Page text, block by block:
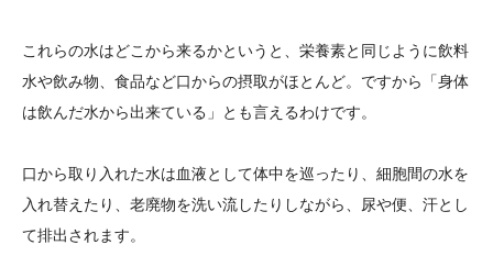
これらの水はどこから来るかというと、栄養素と同じように飲料
水や飲み物、食品など口からの摂取がほとんど。ですから「身体
は飲んだ水から出来ている」とも言えるわけです。
口から取り入れた水は血液として体中を巡ったり、細胞間の水を
入れ替えたり、老廃物を洗い流したりしながら、尿や便、汗とし
て排出されます。